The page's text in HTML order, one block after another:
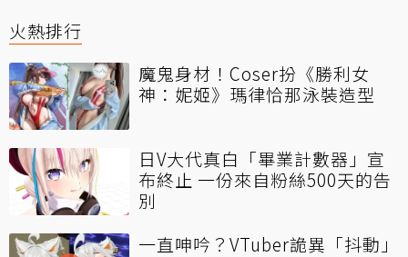
火熱排行
魔鬼身材！Coser扮《勝利女
神：妮姬》瑪律恰那泳裝造型
日V大代真白「畢業計數器」宣
布終止 一份來自粉絲500天的告
別
一直呻吟？VTuber詭異「抖動」